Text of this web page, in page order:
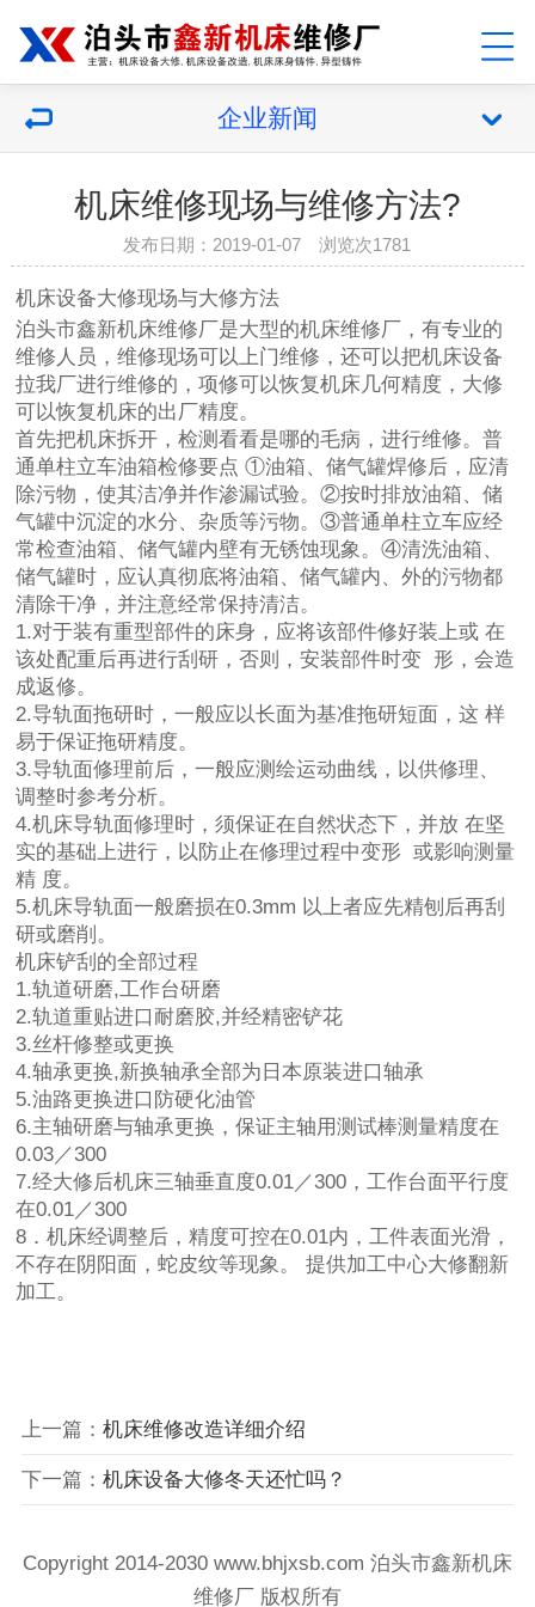
企业新闻
机床维修现场与维修方法?
发布日期：2019-01-07 浏览次1781
机床设备大修现场与大修方法
泊头市鑫新机床维修厂是大型的机床维修厂，有专业的
维修人员，维修现场可以上门维修，还可以把机床设备
拉我厂进行维修的，项修可以恢复机床几何精度，大修
可以恢复机床的出厂精度。
首先把机床拆开，检测看看是哪的毛病，进行维修。普
通单柱立车油箱检修要点 ①油箱、储气罐焊修后，应清
除污物，使其洁净并作渗漏试验。②按时排放油箱、储
气罐中沉淀的水分、杂质等污物。③普通单柱立车应经
常检查油箱、储气罐内壁有无锈蚀现象。④清洗油箱、
储气罐时，应认真彻底将油箱、储气罐内、外的污物都
清除干净，并注意经常保持清洁。
1.对于装有重型部件的床身，应将该部件修好装上或 在
该处配重后再进行刮研，否则，安装部件时变 形，会造
成返修。
2.导轨面拖研时，一般应以长面为基准拖研短面，这 样
易于保证拖研精度。
3.导轨面修理前后，一般应测绘运动曲线，以供修理、
调整时参考分析。
4.机床导轨面修理时，须保证在自然状态下，并放 在坚
实的基础上进行，以防止在修理过程中变形 或影响测量
精 度。
5.机床导轨面一般磨损在0.3mm 以上者应先精刨后再刮
研或磨削。
机床铲刮的全部过程
1.轨道研磨,工作台研磨
2.轨道重贴进口耐磨胶,并经精密铲花
3.丝杆修整或更换
4.轴承更换,新换轴承全部为日本原装进口轴承
5.油路更换进口防硬化油管
6.主轴研磨与轴承更换，保证主轴用测试棒测量精度在
0.03／300
7.经大修后机床三轴垂直度0.01／300，工作台面平行度
在0.01／300
8．机床经调整后，精度可控在0.01内，工件表面光滑，
不存在阴阳面，蛇皮纹等现象。 提供加工中心大修翻新
加工。
上一篇： 机床维修改造详细介绍
下一篇： 机床设备大修冬天还忙吗？
Copyright 2014-2030 www.bhjxsb.com 泊头市鑫新机床
维修厂 版权所有